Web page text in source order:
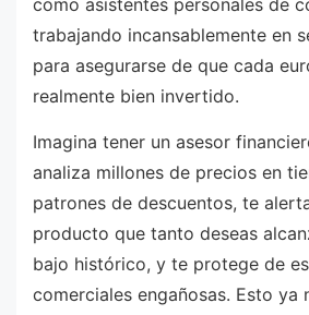
como asistentes personales de
trabajando incansablemente en
para asegurarse de que cada
realmente bien invertido.
Imagina tener un asesor
analiza millones de precios en
patrones de descuentos, te
producto que tanto deseas
bajo histórico, y te protege de
comerciales engañosas. Esto ya